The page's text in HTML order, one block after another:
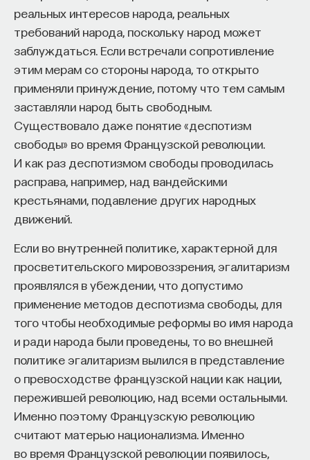
реальных интересов народа, реальных
требований народа, поскольку народ может
заблуждаться. Если встречали сопротивление
этим мерам со стороны народа, то открыто
применяли принуждение, потому что тем самым
заставляли народ быть свободным.
Существовало даже понятие «деспотизм
свободы» во время Французской революции.
И как раз деспотизмом свободы проводилась
расправа, например, над вандейскими
крестьянами, подавление других народных
движений.
Если во внутренней политике, характерной для
просветительского мировоззрения, эгалитаризм
проявлялся в убеждении, что допустимо
применение методов деспотизма свободы, для
того чтобы необходимые реформы во имя народа
и ради народа были проведены, то во внешней
политике эгалитаризм вылился в представление
о превосходстве французской нации как нации,
пережившей революцию, над всеми остальными.
Именно поэтому Французскую революцию
считают матерью национализма. Именно
во время Французской революции появилось,